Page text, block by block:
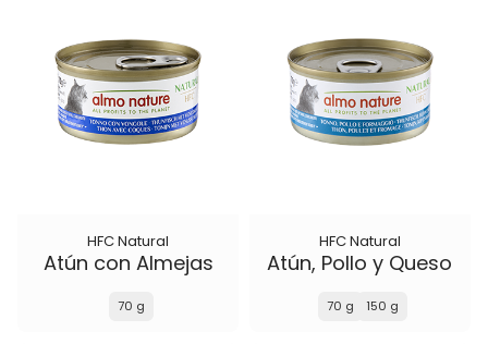
HFC Natural
Atún con Almejas
70 g
HFC Natural
Atún, Pollo y Queso
70 g 150 g